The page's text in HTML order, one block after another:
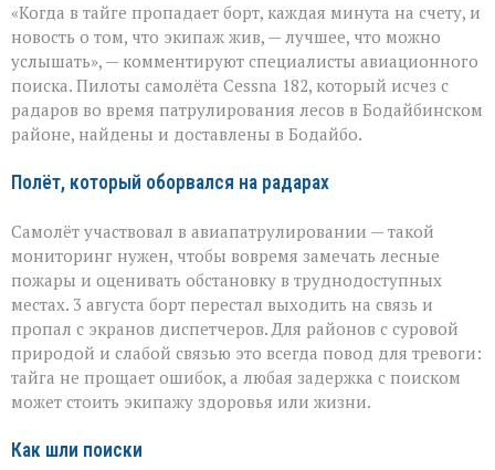
на
земле — это
главное»:
найдены
пилоты
пропавшего
самолёта
«Когда в тайге пропадает борт, каждая минута на счету, и
новость о том, что экипаж жив, — лучшее, что можно
услышать», — комментируют специалисты авиационного
поиска. Пилоты самолёта Cessna 182, который исчез с
радаров во время патрулирования лесов в Бодайбинском
районе, найдены и доставлены в Бодайбо.
Полёт, который оборвался на радарах
Самолёт участвовал в авиапатрулировании — такой
мониторинг нужен, чтобы вовремя замечать лесные
пожары и оценивать обстановку в труднодоступных
местах. 3 августа борт перестал выходить на связь и
пропал с экранов диспетчеров. Для районов с суровой
природой и слабой связью это всегда повод для тревоги:
тайга не прощает ошибок, а любая задержка с поиском
может стоить экипажу здоровья или жизни.
Как шли поиски